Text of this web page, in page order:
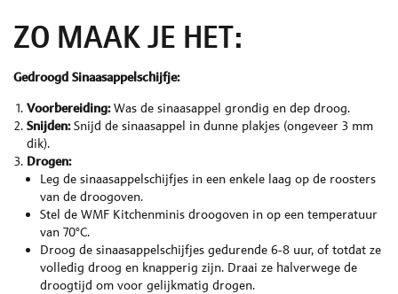
ZO MAAK JE HET:
Gedroogd Sinaasappelschijfje:
Voorbereiding:Was de sinaasappel grondig en dep droog.
Snijden:Snijd de sinaasappel in dunne plakjes (ongeveer 3 mm
dik).
Drogen:
Leg de sinaasappelschijfjes in een enkele laag op de roosters
van de droogoven.
Stel de WMF Kitchenminis droogoven in op een temperatuur
van 70°C.
Droog de sinaasappelschijfjes gedurende 6-8 uur, of totdat ze
volledig droog en knapperig zijn. Draai ze halverwege de
droogtijd om voor gelijkmatig drogen.